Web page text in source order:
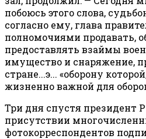
побоюсь этого слова,
согласно ему, глава
полномочиями продавать,
предоставлять взаймы
имущество и снаряжение,
стране...э... «оборону
жизненно важной для
Три дня спустя президент
присутствии
фотокорреспондентов